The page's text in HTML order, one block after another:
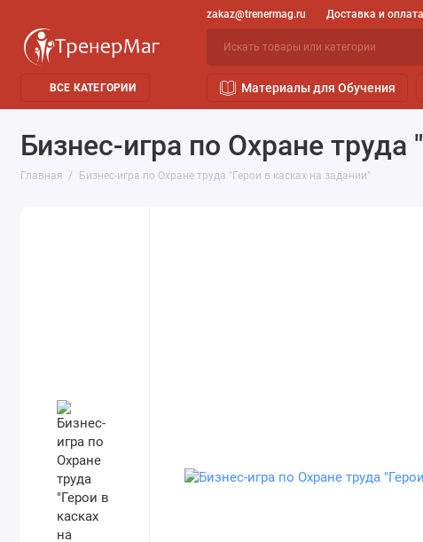
zakaz@trenermag.ru Доставка и оплата
ВСЕ КАТЕГОРИИ Материалы для Обучения
Бизнес-игра по Охране труда
Главная Бизнес-игра по Охране труда "Герои в касках на задании"